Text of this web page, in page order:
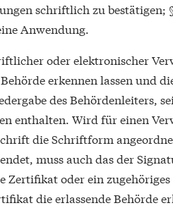
schriftlich zu bestätigen;
Anwendung.
oder elektronischer
erkennen lassen und
des Behördenleiters,
enthalten. Wird für einen
die Schriftform
muss auch das der
Zertifikat oder ein
die erlassende Behörde